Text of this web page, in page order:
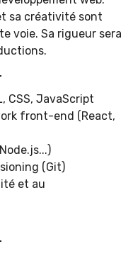
sa créativité sont
voie. Sa rigueur sera
CSS, JavaScript
front-end (React,
(Git)
et au